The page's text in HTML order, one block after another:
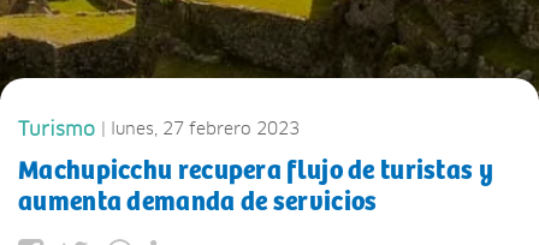
Turismo | lunes, 27 febrero 2023
Machupicchu recupera flujo de turistas y
aumenta demanda de servicios